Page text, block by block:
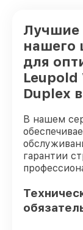
Лучшие
нашего
для
Leupold
Duplex
В нашем
гарантии